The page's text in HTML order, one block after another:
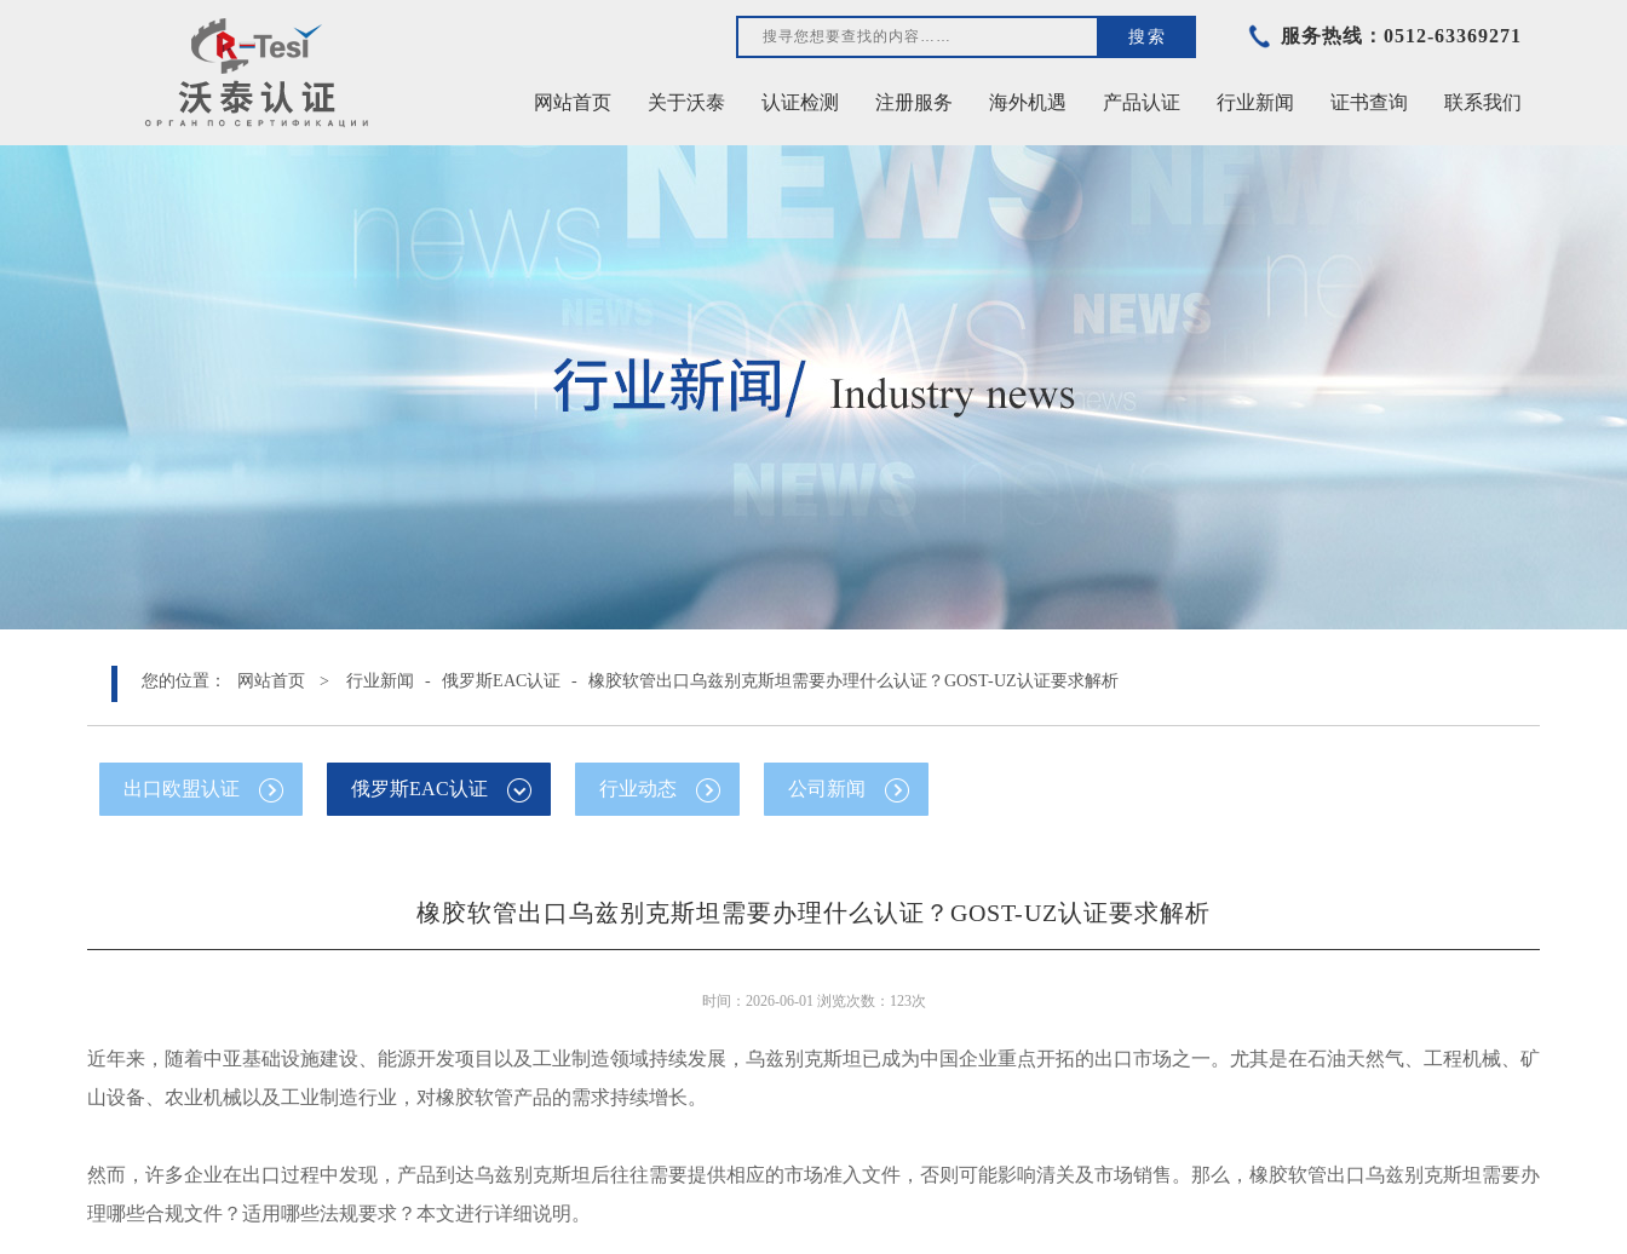
搜索 服务热线：0512-63369271
网站首页 关于沃泰 认证检测 注册服务 海外机遇 产品认证 行业新闻 证书查询 联系我们
您的位置： 网站首页 > 行业新闻 - 俄罗斯EAC认证 - 橡胶软管出口乌兹别克斯坦需要办理什么认证？GOST-UZ认证要求解析
出口欧盟认证 俄罗斯EAC认证 行业动态 公司新闻
橡胶软管出口乌兹别克斯坦需要办理什么认证？GOST-UZ认证要求解析
时间：2026-06-01 浏览次数：123次
近年来，随着中亚基础设施建设、能源开发项目以及工业制造领域持续发展，乌兹别克斯坦已成为中国企业重点开拓的出口市场之一。尤其是在石油天然气、工程机械、矿
山设备、农业机械以及工业制造行业，对橡胶软管产品的需求持续增长。
然而，许多企业在出口过程中发现，产品到达乌兹别克斯坦后往往需要提供相应的市场准入文件，否则可能影响清关及市场销售。那么，橡胶软管出口乌兹别克斯坦需要办
理哪些合规文件？适用哪些法规要求？本文进行详细说明。